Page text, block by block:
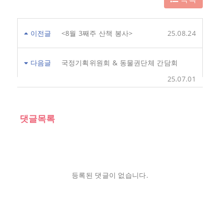
이전글 <8월 3째주 산책 봉사> 25.08.24
다음글
국정기획위원회 & 동물권단체 간담회
25.07.01
댓글목록
등록된 댓글이 없습니다.